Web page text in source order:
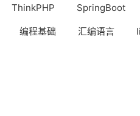
ThinkPHP SpringBoot
编程基础 汇编语言